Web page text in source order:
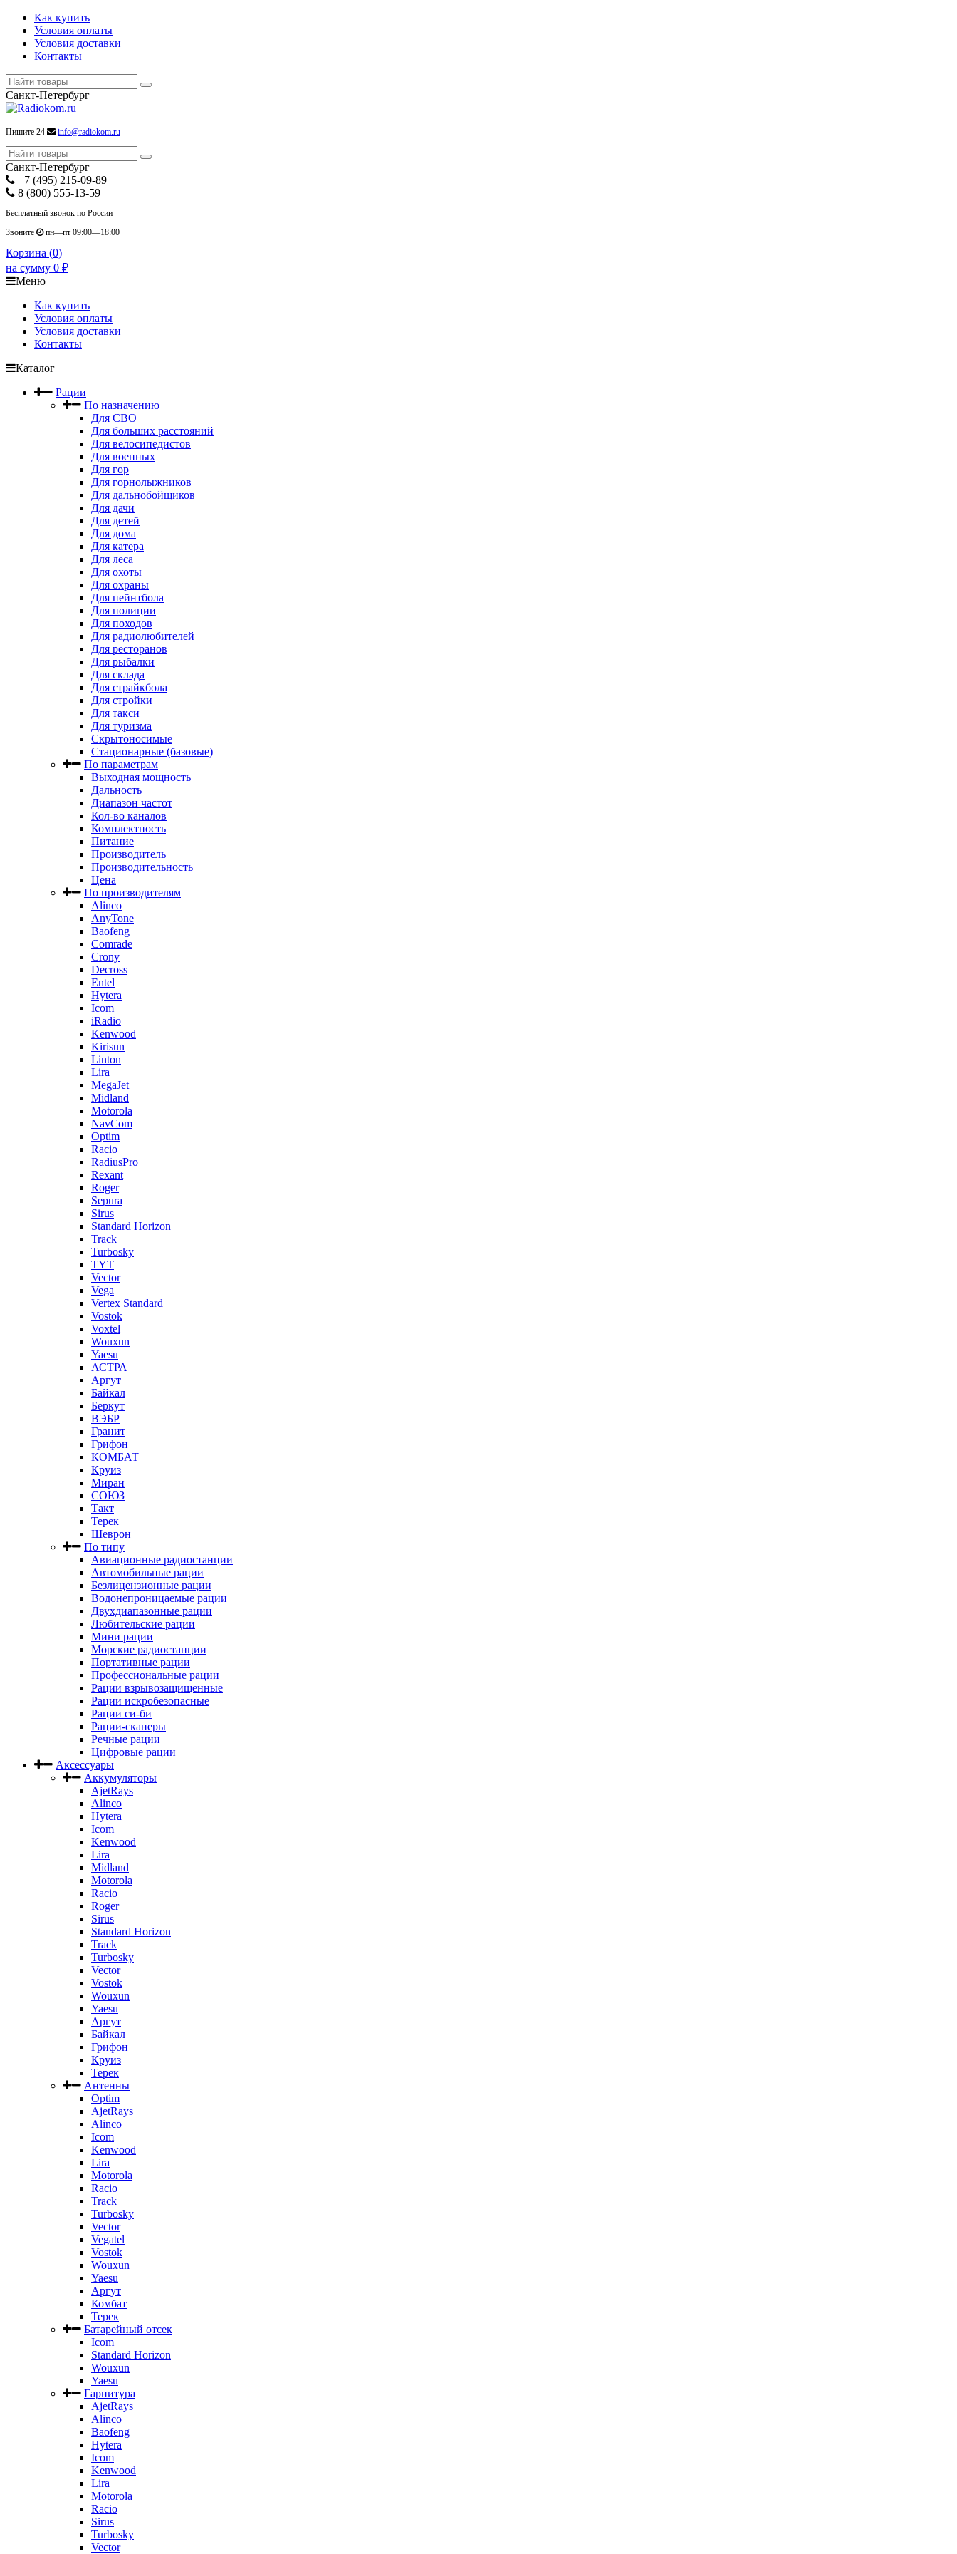
Как купить
Условия оплаты
Условия доставки
Контакты
Санкт-Петербург
Пишите 24 info@radiokom.ru
Санкт-Петербург
+7 (495) 215-09-89
8 (800) 555-13-59
Бесплатный звонок по России
Звоните
пн—пт 09:00—18:00
Корзина (0)
на сумму 0 ₽
Меню
Как купить
Условия оплаты
Условия доставки
Контакты
Каталог
Рации
По назначению
Для СВО
Для больших расстояний
Для велосипедистов
Для военных
Для гор
Для горнолыжников
Для дальнобойщиков
Для дачи
Для детей
Для дома
Для катера
Для леса
Для охоты
Для охраны
Для пейнтбола
Для полиции
Для походов
Для радиолюбителей
Для ресторанов
Для рыбалки
Для склада
Для страйкбола
Для стройки
Для такси
Для туризма
Скрытоносимые
Стационарные (базовые)
По параметрам
Выходная мощность
Дальность
Диапазон частот
Кол-во каналов
Комплектность
Питание
Производитель
Производительность
Цена
По производителям
Alinco
AnyTone
Baofeng
Comrade
Crony
Decross
Entel
Hytera
Icom
iRadio
Kenwood
Kirisun
Linton
Lira
MegaJet
Midland
Motorola
NavCom
Optim
Racio
RadiusPro
Rexant
Roger
Sepura
Sirus
Standard Horizon
Track
Turbosky
TYT
Vector
Vega
Vertex Standard
Vostok
Voxtel
Wouxun
Yaesu
АСТРА
Аргут
Байкал
Беркут
ВЭБР
Гранит
Грифон
КОМБАТ
Круиз
Миран
СОЮЗ
Такт
Терек
Шеврон
По типу
Авиационные радиостанции
Автомобильные рации
Безлицензионные рации
Водонепроницаемые рации
Двухдиапазонные рации
Любительские рации
Мини рации
Морские радиостанции
Портативные рации
Профессиональные рации
Рации взрывозащищенные
Рации искробезопасные
Рации си-би
Рации-сканеры
Речные рации
Цифровые рации
Аксессуары
Аккумуляторы
AjetRays
Alinco
Hytera
Icom
Kenwood
Lira
Midland
Motorola
Racio
Roger
Sirus
Standard Horizon
Track
Turbosky
Vector
Vostok
Wouxun
Yaesu
Аргут
Байкал
Грифон
Круиз
Терек
Антенны
Optim
AjetRays
Alinco
Icom
Kenwood
Lira
Motorola
Racio
Track
Turbosky
Vector
Vegatel
Vostok
Wouxun
Yaesu
Аргут
Комбат
Терек
Батарейный отсек
Icom
Standard Horizon
Wouxun
Yaesu
Гарнитура
AjetRays
Alinco
Baofeng
Hytera
Icom
Kenwood
Lira
Motorola
Racio
Sirus
Turbosky
Vector